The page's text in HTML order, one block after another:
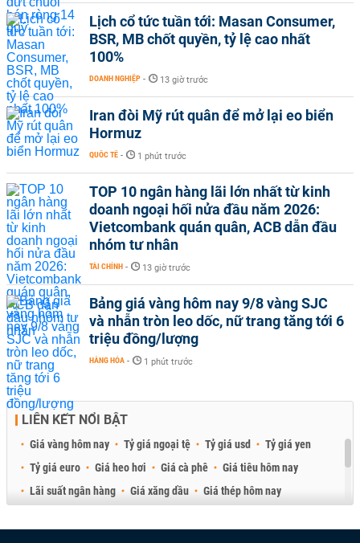
Lịch cổ tức tuần tới: Masan Consumer,
BSR, MB chốt quyền, tỷ lệ cao nhất
100%
DOANH NGHIỆP - 13 giờ trước
Iran đòi Mỹ rút quân để mở lại eo biển
Hormuz
QUỐC TẾ - 1 phút trước
TOP 10 ngân hàng lãi lớn nhất từ kinh
doanh ngoại hối nửa đầu năm 2026:
Vietcombank quán quân, ACB dẫn đầu
nhóm tư nhân
TÀI CHÍNH - 13 giờ trước
Bảng giá vàng hôm nay 9/8 vàng SJC
và nhẫn tròn leo dốc, nữ trang tăng tới 6
triệu đồng/lượng
HÀNG HÓA - 1 phút trước
LIÊN KẾT NỔI BẬT
Giá vàng hôm nay Tỷ giá ngoại tệ Tỷ giá usd
Tỷ giá yen
Tỷ giá euro
Giá heo hơi Giá cà phê
Giá tiêu hôm nay
Lãi suất ngân hàng
Giá xăng dầu
Giá thép hôm nay